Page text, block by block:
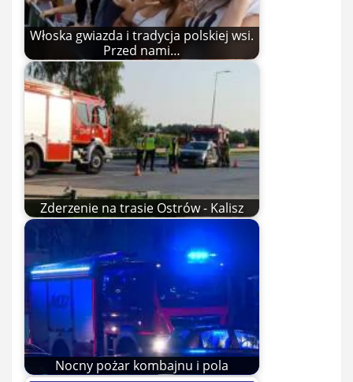
Włoska gwiazda i tradycja polskiej wsi.
Przed nami…
Zderzenie na trasie Ostrów - Kalisz
Nocny pożar kombajnu i pola